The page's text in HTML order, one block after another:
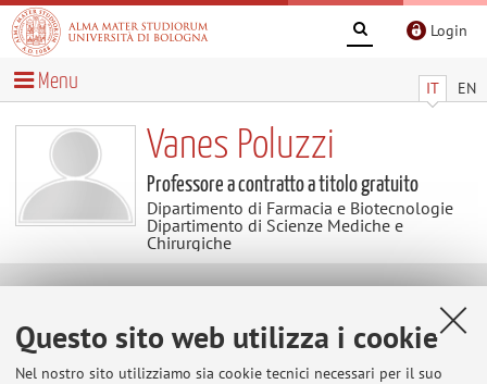
Questo sito web utilizza i cookie
Nel nostro sito utilizziamo sia cookie tecnici necessari per il suo
Login
IT EN
Menu
Vanes Poluzzi
Professore a contratto a titolo gratuito
Dipartimento di Farmacia e Biotecnologie
Dipartimento di Scienze Mediche e
Chirurgiche
Al momento non sono presenti avvisi.